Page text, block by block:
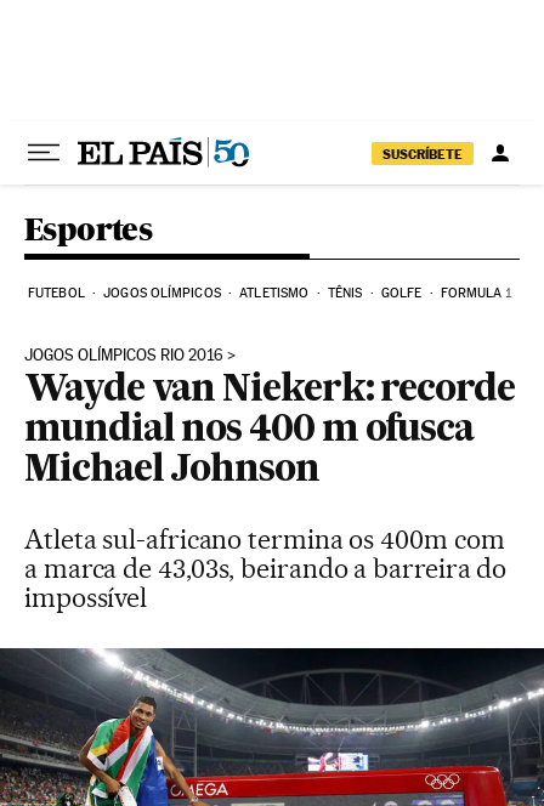
SUSCRÍBETE
Esportes
FUTEBOL JOGOS OLÍMPICOS ATLETISMO TÊNIS GOLFE FORMULA 1
JOGOS OLÍMPICOS RIO 2016
Wayde van Niekerk: recorde
mundial nos 400 m ofusca
Michael Johnson
Atleta sul-africano termina os 400m com
a marca de 43,03s, beirando a barreira do
impossível